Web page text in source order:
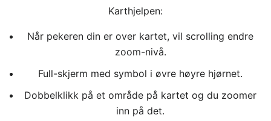
Karthjelpen:
Når pekeren din er over kartet, vil scrolling endre
zoom-nivå.
Full-skjerm med symbol i øvre høyre hjørnet.
Dobbelklikk på et område på kartet og du zoomer
inn på det.